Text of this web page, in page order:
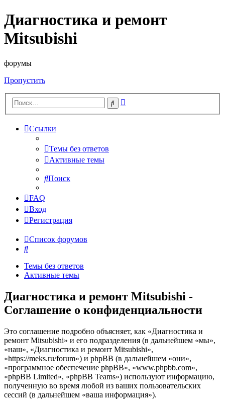
Диагностика и ремонт
Mitsubishi
форумы
Пропустить
Поиск
Ссылки
Темы без ответов
Активные темы
Поиск
FAQ
Вход
Регистрация
Список форумов
Поиск
Темы без ответов
Активные темы
Диагностика и ремонт Mitsubishi -
Соглашение о конфиденциальности
Это соглашение подробно объясняет, как «Диагностика и
ремонт Mitsubishi» и его подразделения (в дальнейшем «мы»,
«наш», «Диагностика и ремонт Mitsubishi»,
«https://meks.ru/forum») и phpBB (в дальнейшем «они»,
«программное обеспечение phpBB», «www.phpbb.com»,
«phpBB Limited», «phpBB Teams») используют информацию,
полученную во время любой из ваших пользовательских
сессий (в дальнейшем «ваша информация»).